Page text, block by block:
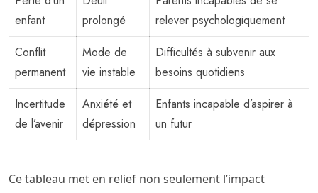
enfant
prolongé
relever psychologiquement
Conflit
permanent
Mode de
vie instable
Difficultés à subvenir aux
besoins quotidiens
Incertitude
de l’avenir
Anxiété et
dépression
Enfants incapable d’aspirer à
un futur
Ce tableau met en relief non seulement l’impact